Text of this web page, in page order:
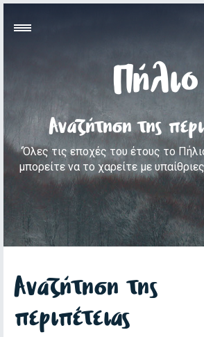
Πήλιο
Αναζήτηση της
‘Όλες τις εποχές του έτους το
μπορείτε να το χαρείτε με
Αναζήτηση της
περιπέτειας